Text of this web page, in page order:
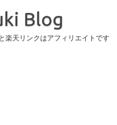
Blog
楽天リンクはアフィリエイトです